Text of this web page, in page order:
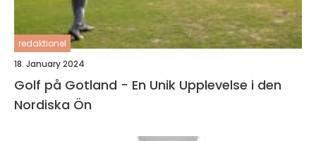
redaktionel
18. January 2024
Golf på Gotland - En Unik Upplevelse i den
Nordiska Ön